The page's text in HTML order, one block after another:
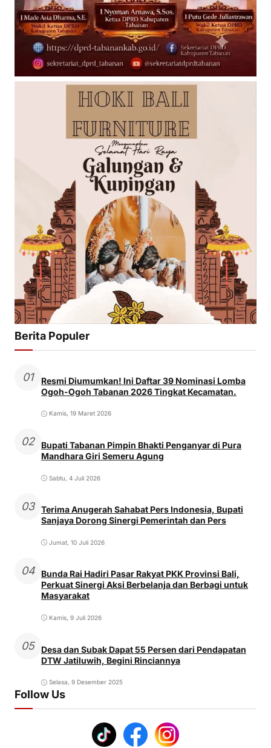
Berita Populer
01
Resmi Diumumkan! Ini Daftar 39 Nominasi Lomba
Ogoh-Ogoh Tabanan 2026 Tingkat Kecamatan.
Kamis, 19 Maret 2026
02
Bupati Tabanan Pimpin Bhakti Penganyar di Pura
Mandhara Giri Semeru Agung
Sabtu, 4 Juli 2026
03
Terima Anugerah Sahabat Pers Indonesia, Bupati
Sanjaya Dorong Sinergi Pemerintah dan Pers
Jumat, 10 Juli 2026
04
Bunda Rai Hadiri Pasar Rakyat PKK Provinsi Bali,
Perkuat Sinergi Aksi Berbelanja dan Berbagi untuk
Masyarakat
Kamis, 9 Juli 2026
05
Desa dan Subak Dapat 55 Persen dari Pendapatan
DTW Jatiluwih, Begini Rinciannya
Selasa, 9 Desember 2025
Follow Us